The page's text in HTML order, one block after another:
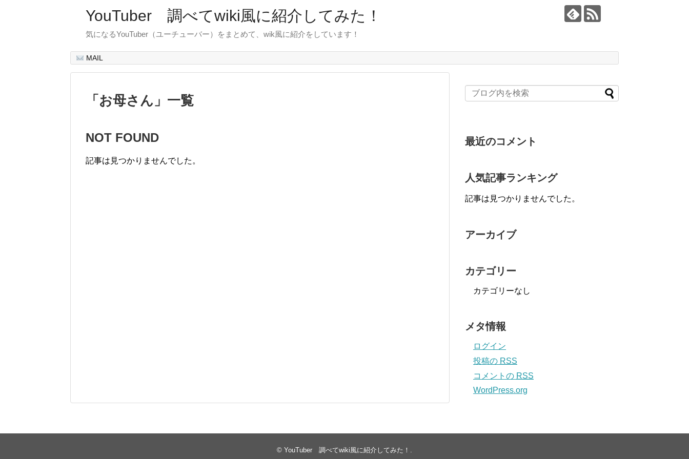
YouTuber 調べてwiki風に紹介してみた！
気になるYouTuber（ユーチューバー）をまとめて、wik風に紹介をしています！
MAIL
「 お母さん 」 一覧
NOT FOUND
記事は見つかりませんでした。
最近のコメント
人気記事ランキング
記事は見つかりませんでした。
アーカイブ
カテゴリー
カテゴリーなし
メタ情報
ログイン
投稿の RSS
コメントの RSS
WordPress.org
© YouTuber 調べてwiki風に紹介してみた！ .